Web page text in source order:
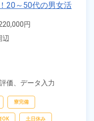
20～50代の男女活
から無料送迎あり★
＆休出少なめ！
円
価、 データ入力
寮完備
OK 土日休み